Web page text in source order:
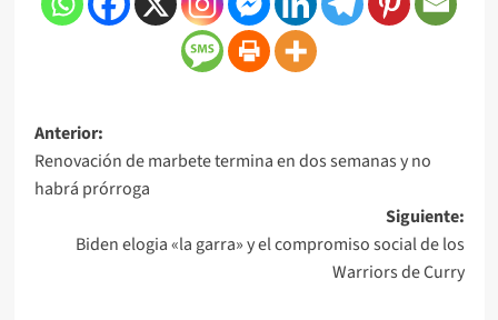
Anterior:
Renovación de marbete termina en dos semanas y no
habrá prórroga
Siguiente:
Biden elogia «la garra» y el compromiso social de los
Warriors de Curry